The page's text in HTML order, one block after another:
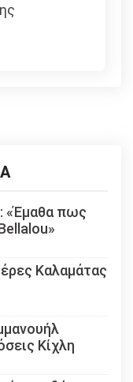
«Έμαθα πως
Καλαμάτας
Κίχλη